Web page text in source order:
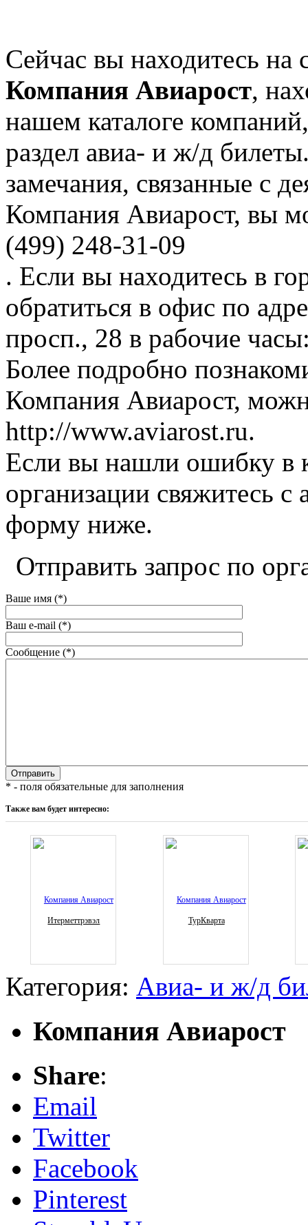
Сейчас вы находитесь на
Компания Авиарост,
нашем каталоге
раздел авиа- и ж/д
замечания, связанные с
Компания Авиарост, вы
(499) 248-31-09
. Если вы находитесь в
обратиться в офис по
просп., 28 в рабочие
Более подробно
Компания Авиарост,
http://www.aviarost.ru.
Если вы нашли ошибку в
организации свяжитесь
форму ниже.
Отправить запрос по
Ваше имя (*)
Ваш e-mail (*)
Сообщение (*)
* - поля обязательные для заполнения
Также вам будет интересно:
Итерметтрэвэл ТурКварта
Категория: Авиа- и ж/д
Компания Авиарост
Share:
Email
Twitter
Facebook
Pinterest